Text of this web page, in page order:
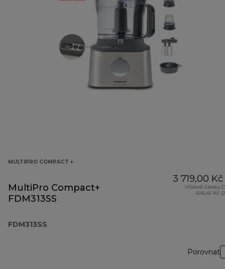
MULTIPRO COMPACT +
MultiPro Compact+
FDM313SS
FDM313SS
3 719,00 Kč
Včetně částky
645,45 Kč
Porovnat